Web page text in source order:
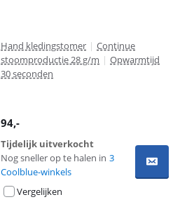
Hand kledingstomer | Continue
stoomproductie 28 g/m | Opwarmtijd
30 seconden
94,-
Tijdelijk uitverkocht
Nog sneller op te halen in 3
Coolblue-winkels
Vergelijken